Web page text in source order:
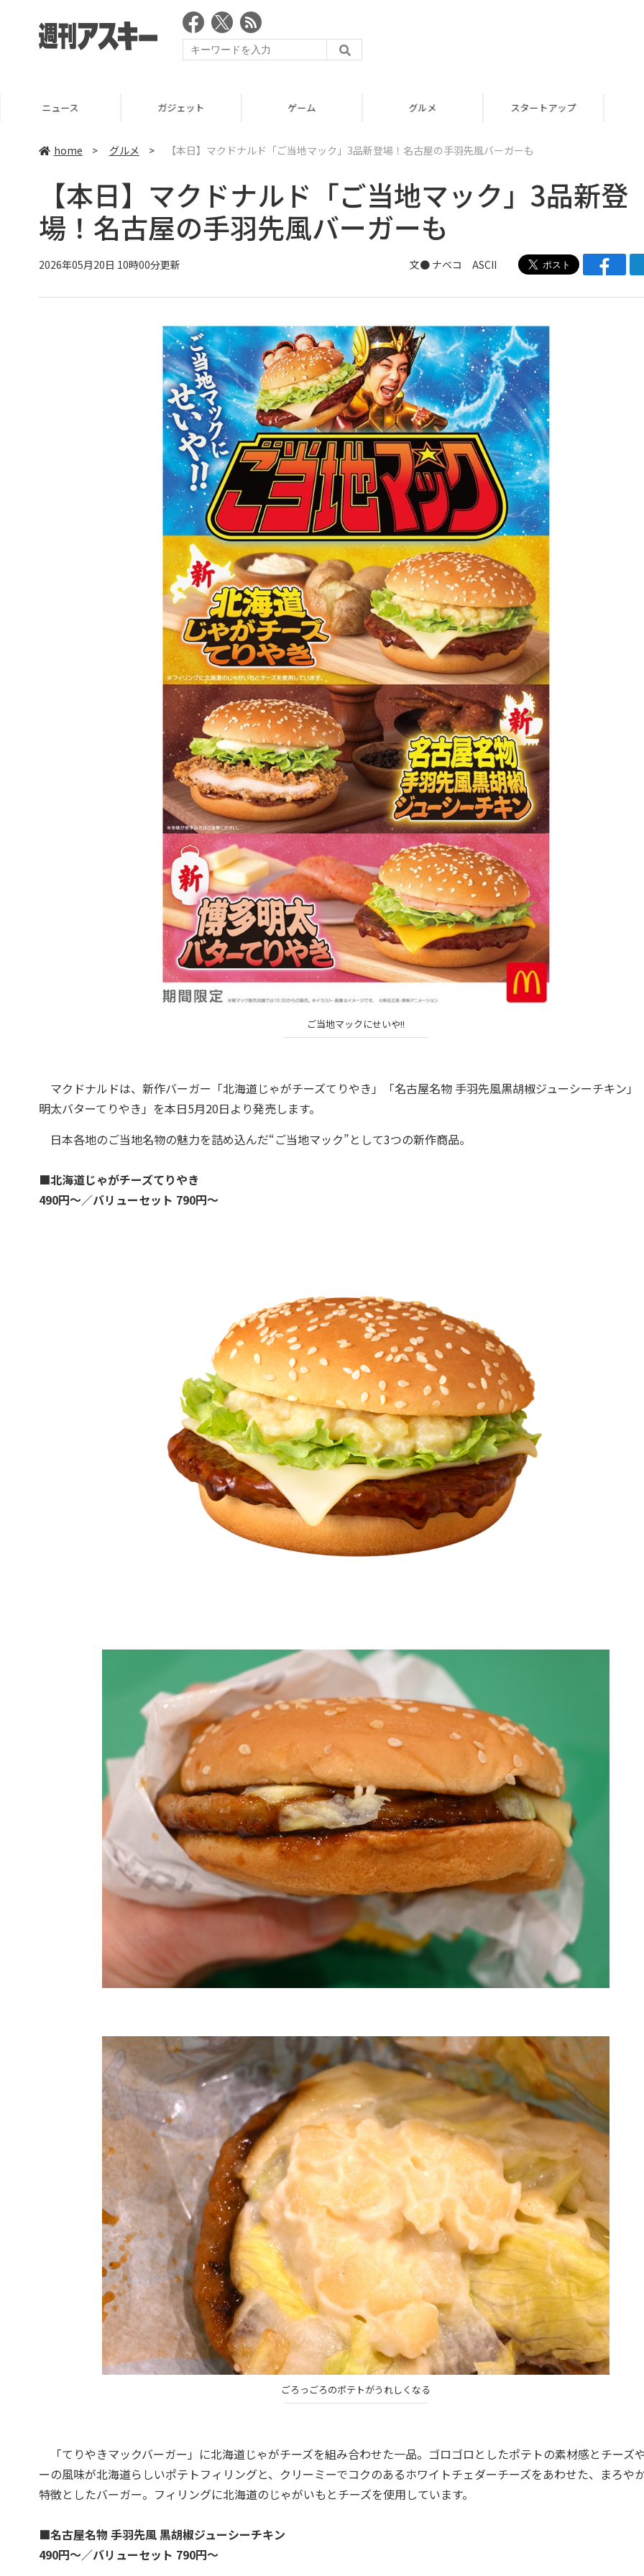
ニュース ガジェット ゲーム グルメ スタートアップ
home > グルメ > 【本日】マクドナルド「ご当地マック」3品新登場！名古屋の手羽先風バーガーも
【本日】マクドナルド「ご当地マック」3品新登
場！名古屋の手羽先風バーガーも
2026年05月20日 10時00分更新 文● ナベコ ASCII
ご当地マックにせいや!!
マクドナルドは、新作バーガー「北海道じゃがチーズてりやき」「名古屋名物 手羽先風黒胡椒ジューシーチキン」
明太バターてりやき」を本日5月20日より発売します。
日本各地のご当地名物の魅力を詰め込んだ“ご当地マック”として3つの新作商品。
■北海道じゃがチーズてりやき
490円～／バリューセット 790円～
ごろっごろのポテトがうれしくなる
「てりやきマックバーガー」に北海道じゃがチーズを組み合わせた一品。ゴロゴロとしたポテトの素材感とチーズ
ーの風味が北海道らしいポテトフィリングと、クリーミーでコクのあるホワイトチェダーチーズをあわせた、まろや
特徴としたバーガー。フィリングに北海道のじゃがいもとチーズを使用しています。
■名古屋名物 手羽先風 黒胡椒ジューシーチキン
490円～／バリューセット 790円～